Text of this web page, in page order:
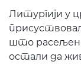
Литургији у
што
остали да